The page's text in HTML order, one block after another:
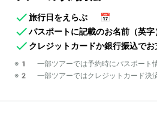
旅行日をえらぶ
📅
パスポートに記載のお名前（英字
クレジットカードか銀行振込でお
※1 一部ツアーでは予約時にパスポート情
※2 一部ツアーではクレジットカード決済